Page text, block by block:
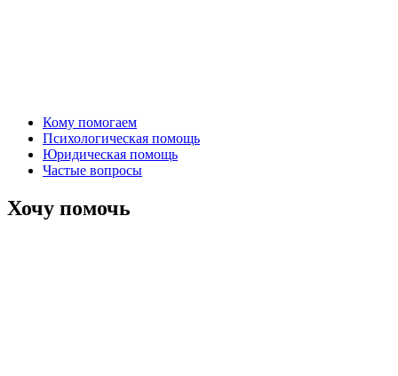
Кому помогаем
Психологическая помощь
Юридическая помощь
Частые вопросы
Хочу помочь